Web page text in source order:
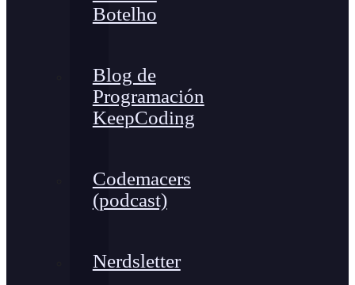
Botelho
Blog de
Programación
KeepCoding
Codemacers
(podcast)
Nerdsletter